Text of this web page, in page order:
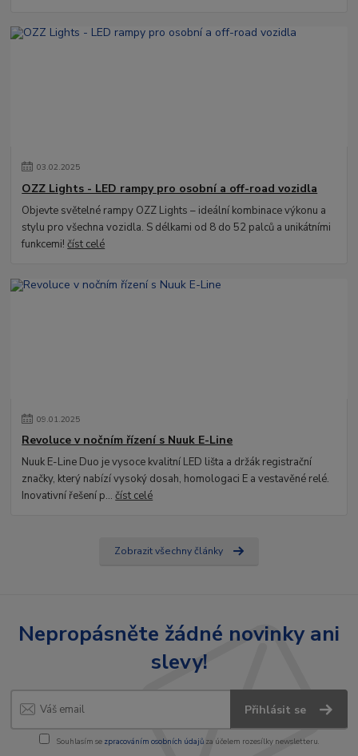
03.02.2025
OZZ Lights - LED rampy pro osobní a off-road vozidla
Objevte světelné rampy OZZ Lights – ideální kombinace výkonu a
stylu pro všechna vozidla. S délkami od 8 do 52 palců a unikátními
funkcemi!číst celé
09.01.2025
Revoluce v nočním řízení s Nuuk E-Line
Nuuk E-Line Duo je vysoce kvalitní LED lišta a držák registrační
značky, který nabízí vysoký dosah, homologaci E a vestavěné relé.
Inovativní řešení p...číst celé
Zobrazit všechny články
Nepropásněte žádné novinky ani
slevy!
Přihlásit se
Souhlasím se zpracováním osobních údajůza účelem rozesílky newsletteru.